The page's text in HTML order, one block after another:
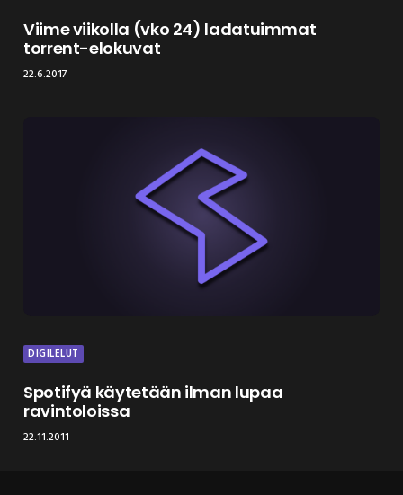
Viime viikolla (vko 24) ladatuimmat
torrent-elokuvat
22.6.2017
DIGILELUT
Spotifyä käytetään ilman lupaa
ravintoloissa
22.11.2011